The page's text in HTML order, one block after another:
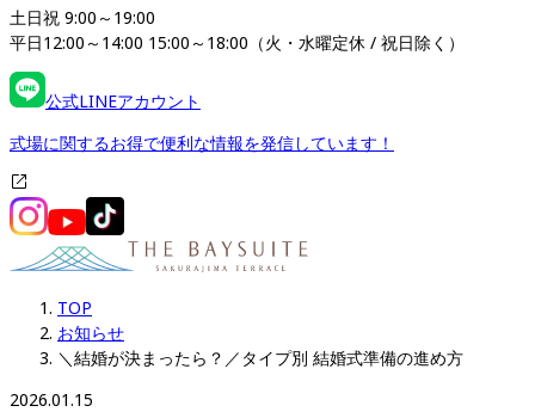
土日祝 9:00～19:00
平日12:00～14:00 15:00～18:00（火・水曜定休 / 祝日除く）
公式LINEアカウント
式場に関するお得で便利な情報を発信しています！
TOP
お知らせ
＼結婚が決まったら？／タイプ別 結婚式準備の進め方
2026.01.15